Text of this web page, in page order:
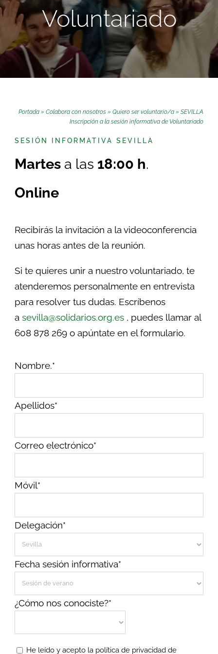
Buscar:
Voluntariado
Portada »Colabora con nosotros »Quiero ser voluntario/a »SEVILLA
Inscripción a la sesión informativa de Voluntariado
SESIÓN INFORMATIVA SEVILLA
Martesa las 18:00 h.
Online
Recibirás la invitación a la videoconferencia
unas horas antes de la reunión.
Si te quieres unir a nuestro voluntariado, te
atenderemos personalmente en entrevista
para resolver tus dudas. Escríbenos
a sevilla@solidarios.org.es, puedes llamar al
608 878 269 o apúntate en el formulario.
Nombre.*
Apellidos*
Correo electrónico*
Móvil*
Delegación*
Fecha sesión informativa*
¿Cómo nos conociste?*
He leído y acepto la política de privacidad de